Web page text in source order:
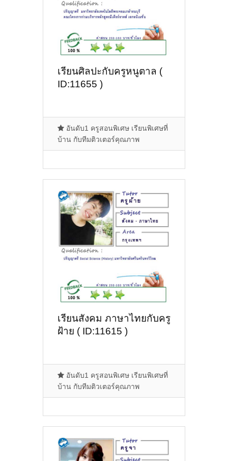
เรียนศิลปะกับครูหนูตาล (
ID:11655 )
อันดับ1 ครูสอนพิเศษ เรียนพิเศษที่
บ้าน กับทีมติวเตอร์คุณภาพ
เรียนสังคม ภาษาไทยกับครู
ฝ้าย ( ID:11615 )
อันดับ1 ครูสอนพิเศษ เรียนพิเศษที่
บ้าน กับทีมติวเตอร์คุณภาพ